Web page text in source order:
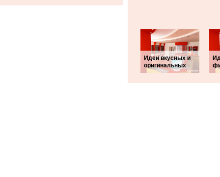
Идеи вкусных и
оригинальных